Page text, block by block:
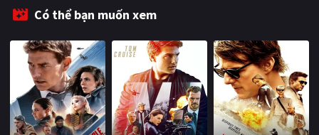
Có thể bạn muốn xem